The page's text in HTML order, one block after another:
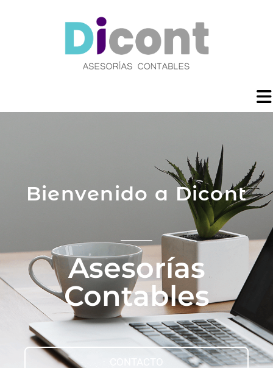
Bienvenido a Dicont
Asesorías
Contables